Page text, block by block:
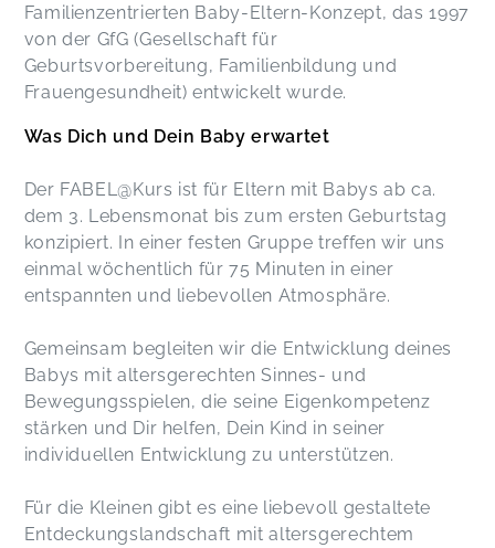
Familienzentrierten Baby-Eltern-Konzept, das 1997
von der GfG (Gesellschaft für
Geburtsvorbereitung, Familienbildung und
Frauengesundheit) entwickelt wurde.
Was Dich und Dein Baby erwartet
Der FABEL@Kurs ist für Eltern mit Babys ab ca.
dem 3. Lebensmonat bis zum ersten Geburtstag
konzipiert. In einer festen Gruppe treffen wir uns
einmal wöchentlich für 75 Minuten in einer
entspannten und liebevollen Atmosphäre.
Gemeinsam begleiten wir die Entwicklung deines
Babys mit altersgerechten Sinnes- und
Bewegungsspielen, die seine Eigenkompetenz
stärken und Dir helfen, Dein Kind in seiner
individuellen Entwicklung zu unterstützen.
Für die Kleinen gibt es eine liebevoll gestaltete
Entdeckungslandschaft mit altersgerechtem